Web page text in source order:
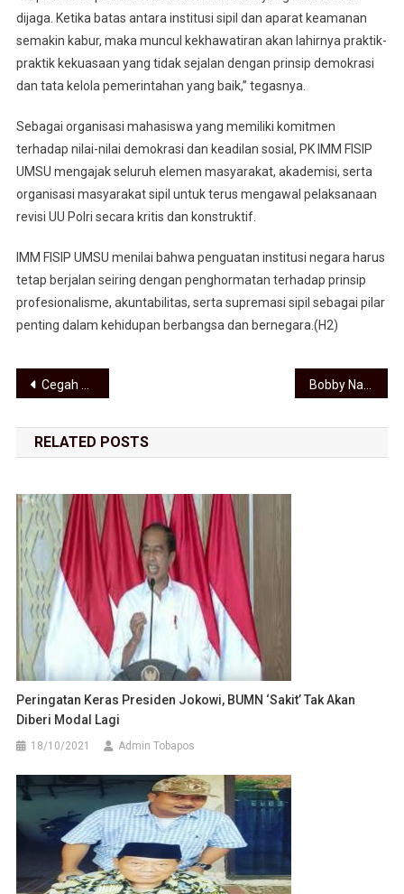
dijaga. Ketika batas antara institusi sipil dan aparat keamanan
semakin kabur, maka muncul kekhawatiran akan lahirnya praktik-
praktik kekuasaan yang tidak sejalan dengan prinsip demokrasi
dan tata kelola pemerintahan yang baik,” tegasnya.
Sebagai organisasi mahasiswa yang memiliki komitmen
terhadap nilai-nilai demokrasi dan keadilan sosial, PK IMM FISIP
UMSU mengajak seluruh elemen masyarakat, akademisi, serta
organisasi masyarakat sipil untuk terus mengawal pelaksanaan
revisi UU Polri secara kritis dan konstruktif.
IMM FISIP UMSU menilai bahwa penguatan institusi negara harus
tetap berjalan seiring dengan penghormatan terhadap prinsip
profesionalisme, akuntabilitas, serta supremasi sipil sebagai pilar
penting dalam kehidupan berbangsa dan bernegara.(H2)
Navigasi pos
Cegah Tawuran Remaja, Polsek Pulau Rakyat Bersama Forkopimcam Bubarkan Kelompok “Kampung Misteri” dan Sita Puluhan Senjata Tajam
RELATED POSTS
Peringatan Keras Presiden Jokowi, BUMN ‘Sakit’ Tak Akan
Diberi Modal Lagi
18/10/2021 Admin Tobapos